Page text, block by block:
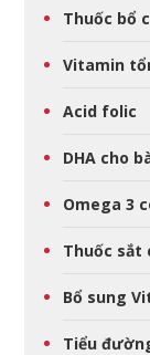
Thuốc bổ
Vitamin
Acid folic
DHA cho
Omega 3
Thuốc sắt
Bổ sung
Tiểu